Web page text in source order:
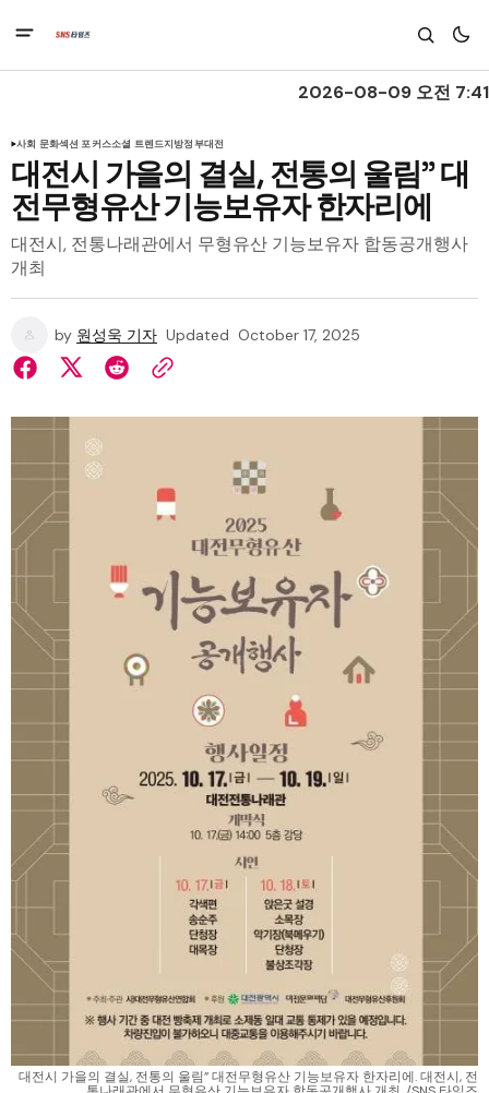
2026-08-09 오전 7:41
사회 문화섹션 포커스소셜 트렌드지방정부대전
대전시 가을의 결실, 전통의 울림” 대
전무형유산 기능보유자 한자리에
대전시, 전통나래관에서 무형유산 기능보유자 합동공개행사
개최
by 원성욱 기자 Updated October 17, 2025
대전시 가을의 결실, 전통의 울림” 대전무형유산 기능보유자 한자리에. 대전시, 전